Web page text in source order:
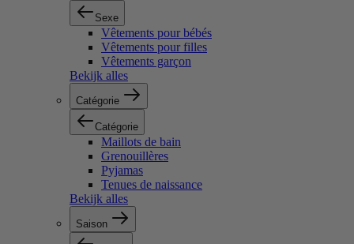
Sexe
Vêtements pour bébés
Vêtements pour filles
Vêtements garçon
Bekijk alles
Catégorie
Catégorie
Maillots de bain
Grenouillères
Pyjamas
Tenues de naissance
Bekijk alles
Saison